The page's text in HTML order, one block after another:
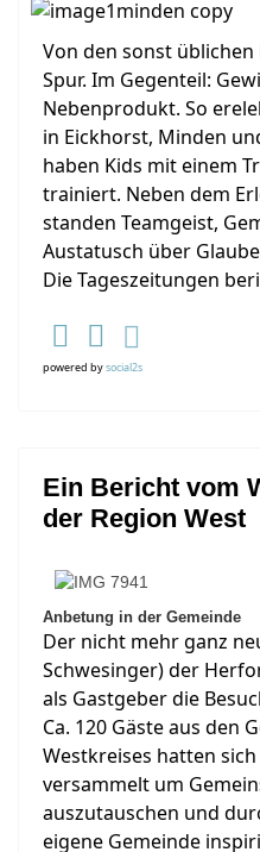
Von den sonst
Spur. Im Gegenteil:
Nebenprodukt. So
in Eickhorst, Minden
haben Kids mit einem
trainiert. Neben dem
standen Teamgeist,
Austatusch über
Die Tageszeitungen
powered bysocial2s
Ein Bericht vom
der Region West
Anbetung in der Gemeinde
Der nicht mehr ganz
Schwesinger) der
als Gastgeber die
Ca. 120 Gäste aus den
Westkreises hatten sich
versammelt um
auszutauschen und
eigene Gemeinde